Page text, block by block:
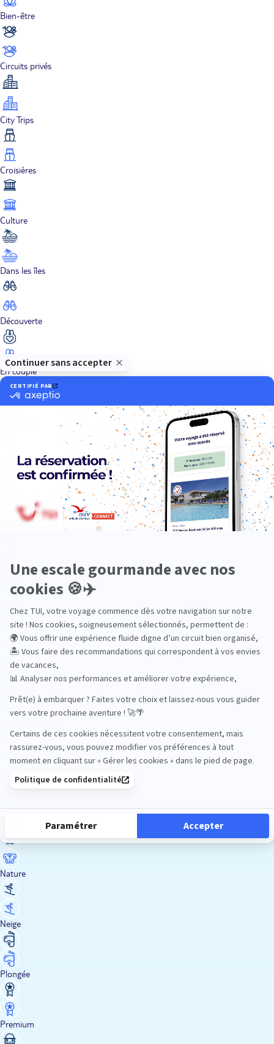
Bien-être
Circuits privés
City Trips
Croisières
Culture
Dans les îles
Découverte
En couple
En solo
En train
Entre amis
Ethique
Golf
Nature
Neige
Plongée
Premium